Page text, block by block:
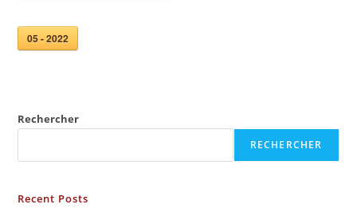
05 - 2022
Rechercher
RECHERCHER
Recent Posts